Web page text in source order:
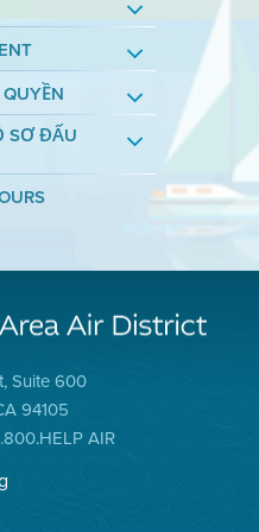
SƠ ĐẤU
Suite 600
94105
AIR